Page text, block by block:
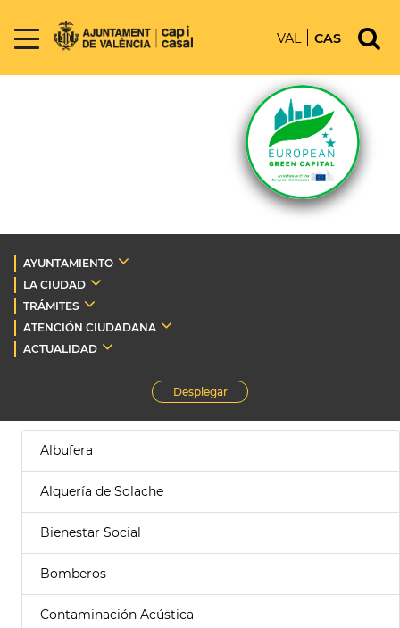
VAL CAS
AYUNTAMIENTO
LA CIUDAD
TRÁMITES
ATENCIÓN CIUDADANA
ACTUALIDAD
Desplegar
Albufera
Alquería de Solache
Bienestar Social
Bomberos
Contaminación Acústica